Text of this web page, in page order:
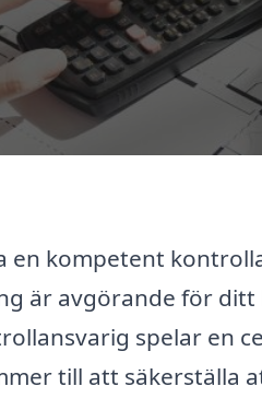
en kompetent
är avgörande för
spelar en
till att säkerställa